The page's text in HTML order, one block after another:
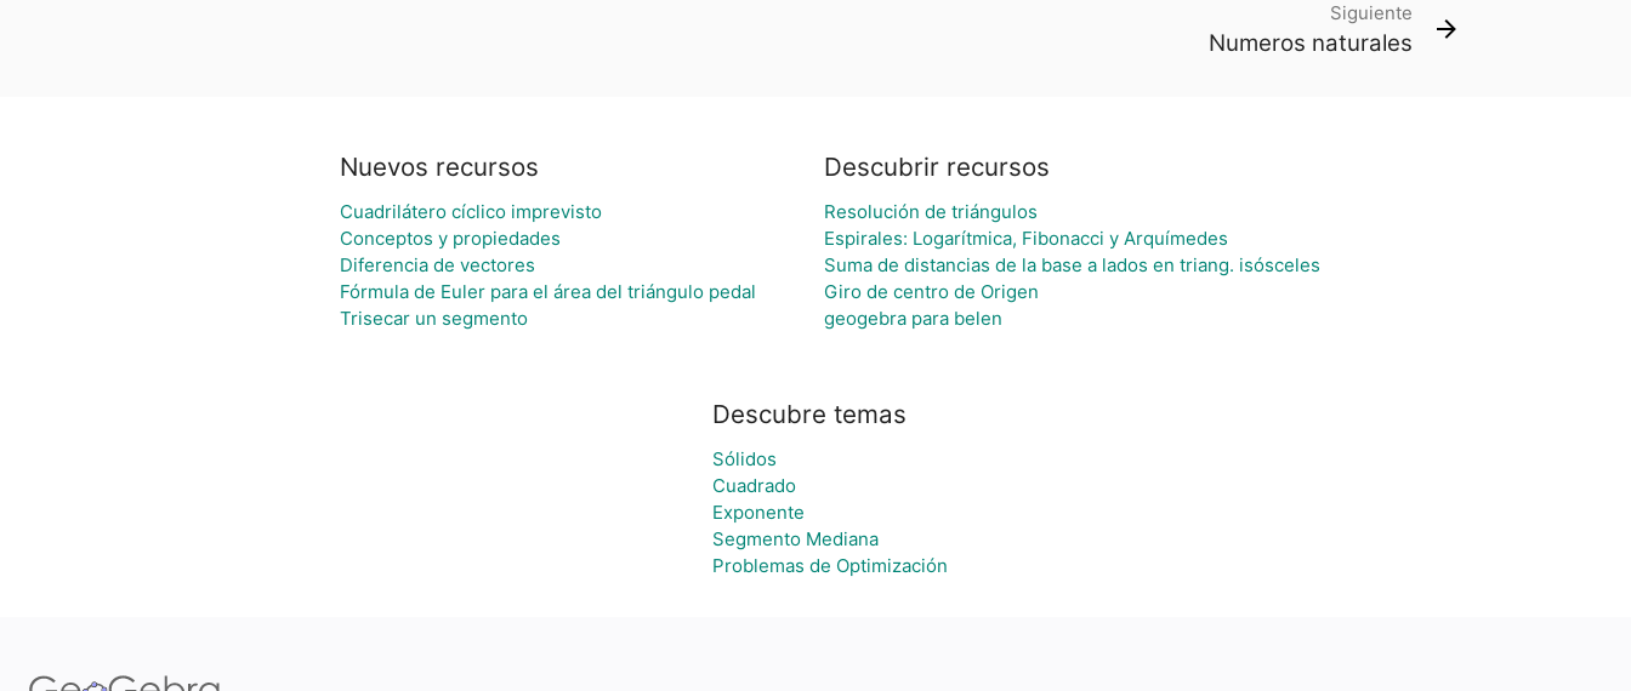
Siguiente
Numeros naturales
Nuevos recursos
Cuadrilátero cíclico imprevisto
Conceptos y propiedades
Diferencia de vectores
Fórmula de Euler para el área del triángulo pedal
Trisecar un segmento
Descubrir recursos
Resolución de triángulos
Espirales: Logarítmica, Fibonacci y Arquímedes
Suma de distancias de la base a lados en triang. isósceles
Giro de centro de Origen
geogebra para belen
Descubre temas
Sólidos
Cuadrado
Exponente
Segmento Mediana
Problemas de Optimización